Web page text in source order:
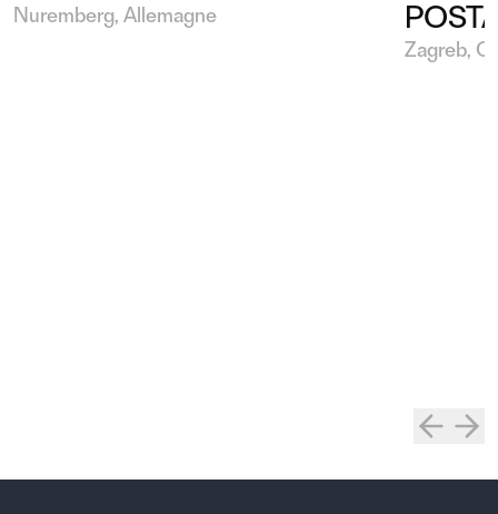
Nuremberg, Allemagne
Zagreb,